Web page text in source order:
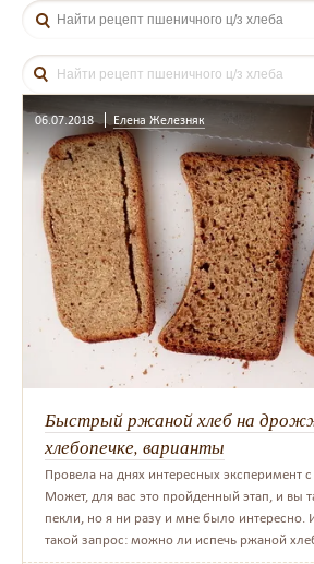
06.07.2018 Елена Железняк
Быстрый ржаной хлеб на
хлебопечке, варианты
Провела на днях интересных эксперимент
Может, для вас это пройденный этап, и вы
пекли, но я ни разу и мне было интересно.
такой запрос: можно ли испечь ржаной хлеб